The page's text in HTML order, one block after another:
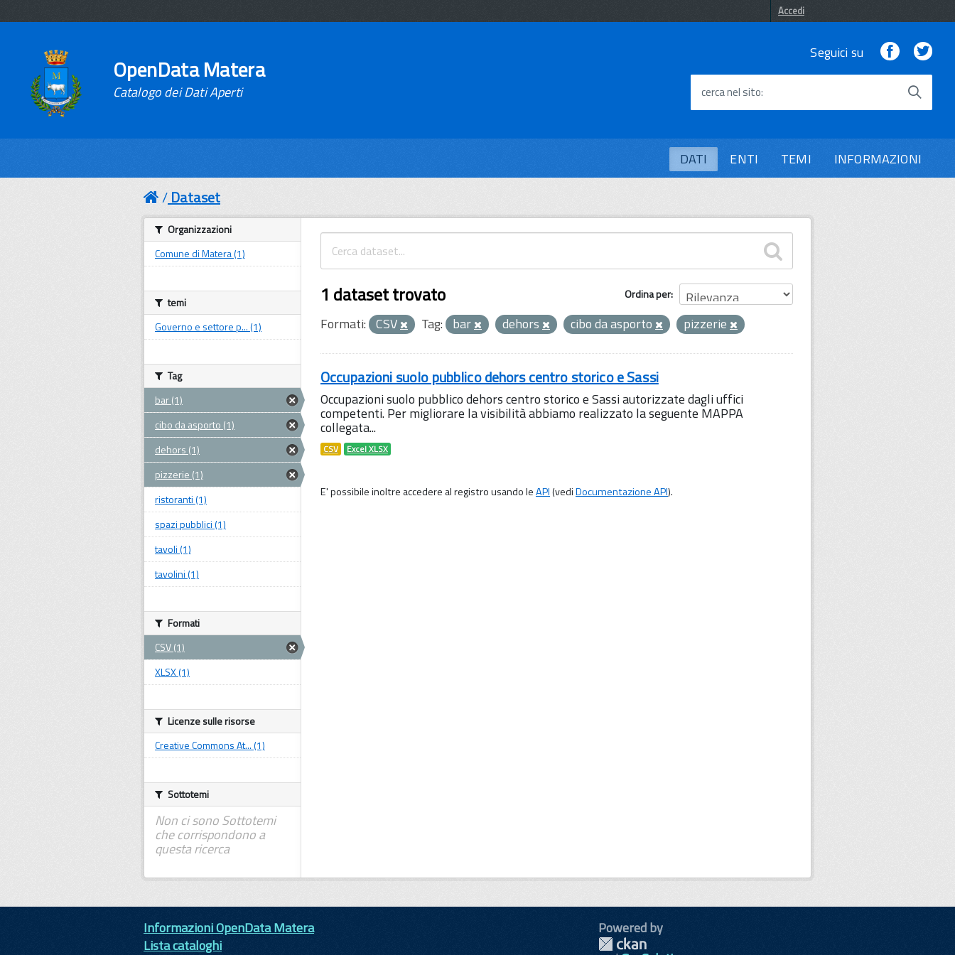
Accedi
OpenData Matera
Catalogo dei Dati Aperti
Seguici su Facebook
cerca nel sito
DATI ENTI TEMI INFORMAZIONI
Dataset
Ordina per
1 dataset trovato
Formati: CSV Tag: bar dehors cibo da asporto pizzerie
Occupazioni suolo pubblico dehors centro storico e Sassi
Occupazioni suolo pubblico dehors centro storico e Sassi autorizzate dagli uffici
competenti. Per migliorare la visibilità abbiamo realizzato la seguente MAPPA
collegata...
CSV Excel XLSX
E' possibile inoltre accedere al registro usando leAPI(vediDocumentazione API).
Organizzazioni
Comune di Matera (1)
temi
Governo e settore p... (1)
Tag
bar (1)
cibo da asporto (1)
dehors (1)
pizzerie (1)
ristoranti (1)
spazi pubblici (1)
tavoli (1)
tavolini (1)
Formati
CSV (1)
XLSX (1)
Licenze sulle risorse
Creative Commons At... (1)
Sottotemi
Non ci sono Sottotemi
che corrispondono a
questa ricerca
Informazioni OpenData Matera
Lista cataloghi
Powered by